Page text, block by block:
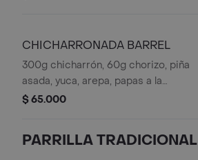
casa.
CHICHARRONADA BARREL
300g chicharrón, 60g chorizo, piña
asada, yuca, arepa, papas a la
francesa y salsas de la casa.
$ 65.000
PARRILLA TRADICIONAL